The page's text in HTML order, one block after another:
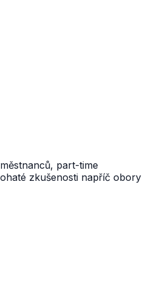
part-time
zkušenosti napříč obory